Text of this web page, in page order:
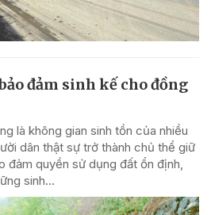
đảm sinh kế cho đồng
là không gian sinh tồn của nhiều
dân thật sự trở thành chủ thể giữ
đảm quyền sử dụng đất ổn định,
sinh...